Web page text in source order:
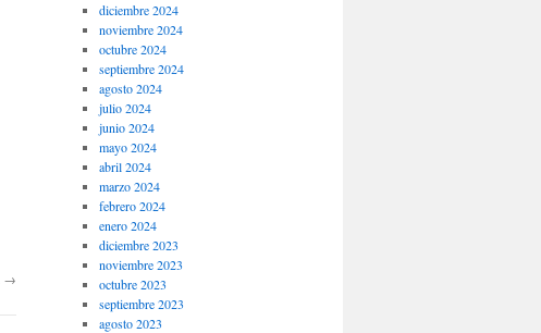
→
diciembre 2024
noviembre 2024
octubre 2024
septiembre 2024
agosto 2024
julio 2024
junio 2024
mayo 2024
abril 2024
marzo 2024
febrero 2024
enero 2024
diciembre 2023
noviembre 2023
octubre 2023
septiembre 2023
agosto 2023